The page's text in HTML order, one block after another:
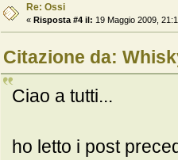
Re: Ossi
« Risposta #4 il: 19 Maggio 2009,
Citazione da:
Ciao a tutti...
ho letto i post